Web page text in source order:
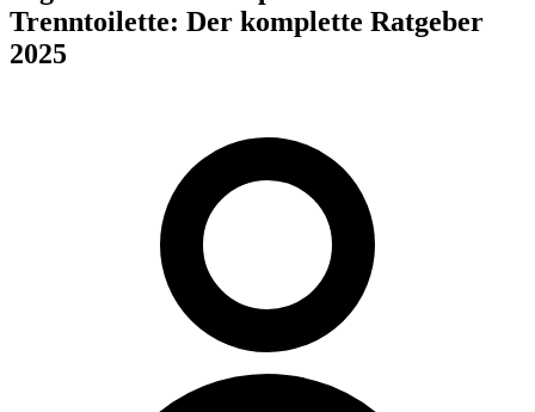
Trenntoilette: Der komplette Ratgeber
2025